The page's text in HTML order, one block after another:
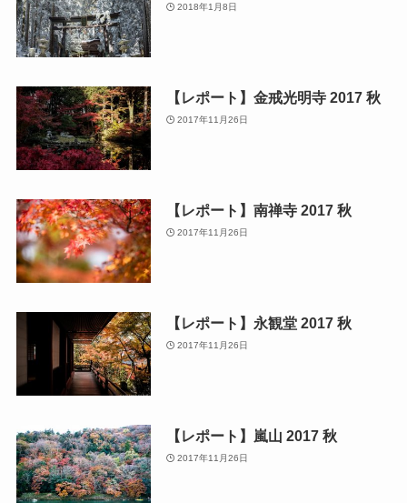
2018年1月8日
【レポート】金戒光明寺 2017 秋
2017年11月26日
【レポート】南禅寺 2017 秋
2017年11月26日
【レポート】永観堂 2017 秋
2017年11月26日
【レポート】嵐山 2017 秋
2017年11月26日